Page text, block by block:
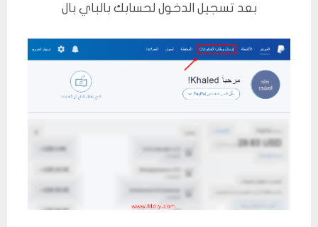
بعد تسجيل الدخول لحسابك بالباي بال